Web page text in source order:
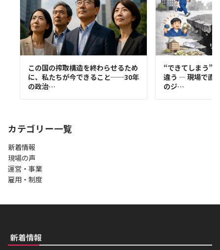
この国の搾取構造を終わらせるため
に、私たちが今できること──30年
の政治…
“できてしまう”
違う ― 現場で直
のジ…
カテゴリー一覧
新着情報
現場の声
運営・事業
雇用・制度
新着情報